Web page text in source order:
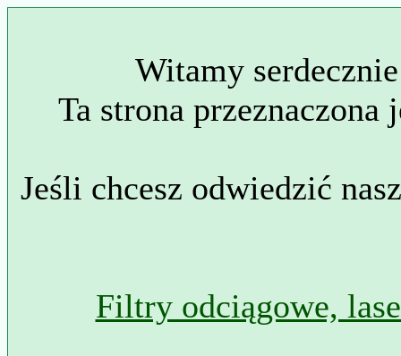
Witamy
Ta strona przeznaczona
Jeśli chcesz odwiedzić
Filtry odciągowe,